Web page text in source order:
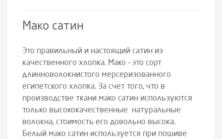
Мако сатин
Это правильный и настоящий сатин из
качественного хлопка. Мако – это сорт
длинноволокнистого мерсеризованного
египетского хлопка. За счет того, что в
производстве ткани мако сатин используются
только высококачественные натуральные
волокна, стоимость его довольно высока.
Белый мако сатин используется при пошиве